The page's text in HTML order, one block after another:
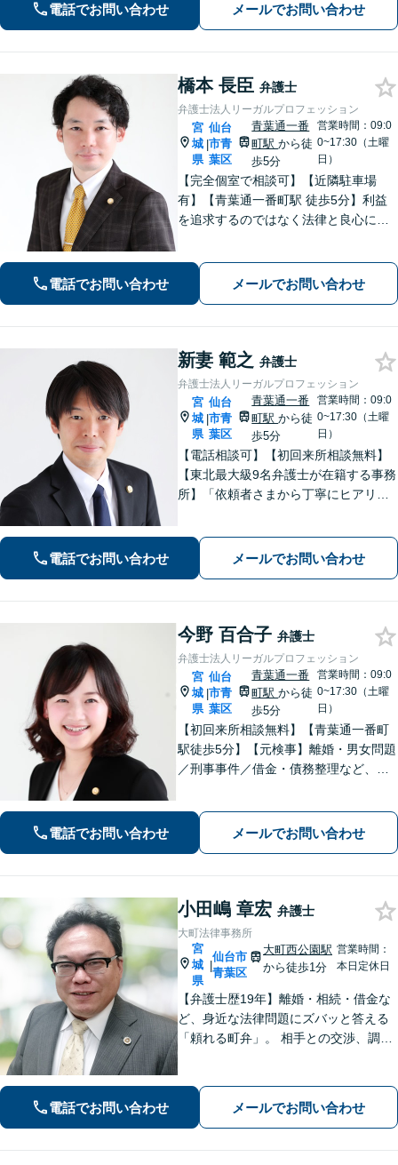
in.ee/uFqpYWb
電話でお問い合わせ メールでお問い合わせ
橋本 長臣 弁護士
弁護士法人リーガルプロフェッション
宮
城
県
|
仙台
市青
葉区
青葉通一番
町駅から徒
歩5分
営業時間：09:0
0~17:30（土曜
日）
【完全個室で相談可】【近隣駐車場
有】【青葉通一番町駅 徒歩5分】利益
を追求するのではなく法律と良心に従
にお聞きしご要望に沿った解決をする
ように心がけています。お気軽にご相
電話でお問い合わせ メールでお問い合わせ
新妻 範之 弁護士
弁護士法人リーガルプロフェッション
宮
城
県
|
仙台
市青
葉区
青葉通一番
町駅から徒
歩5分
営業時間：09:0
0~17:30（土曜
日）
【電話相談可】【初回来所相談無料】
【東北最大級9名弁護士が在籍する事務
所】「依頼者さまから丁寧にヒアリン
可」多角的な視点で労働問題をサポー
ト【休日夜間相談可】【完全個室対
電話でお問い合わせ メールでお問い合わせ
今野 百合子 弁護士
弁護士法人リーガルプロフェッション
宮
城
県
|
仙台
市青
葉区
青葉通一番
町駅から徒
歩5分
営業時間：09:0
0~17:30（土曜
日）
【初回来所相談無料】【青葉通一番町
駅徒歩5分】【元検事】離婚・男女問題
／刑事事件／借金・債務整理など、あ
い、最善の解決策へと導くことを最も
重視しています。お困りの方はご相談
電話でお問い合わせ メールでお問い合わせ
小田嶋 章宏 弁護士
大町法律事務所
宮
城
県
|
仙台市
青葉区
大町西公園駅
から徒歩1分
営業時間：
本日定休日
【弁護士歴19年】離婚・相続・借金な
ど、身近な法律問題にズバッと答える
「頼れる町弁」。 相手との交渉、調
談料30分1,100円】【大町西公園駅1
分】【夜間・休日対応可能】
電話でお問い合わせ メールでお問い合わせ